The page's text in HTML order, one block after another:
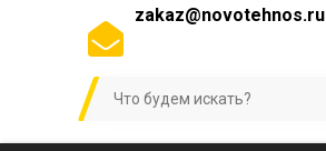
zakaz@novotehnos.ru